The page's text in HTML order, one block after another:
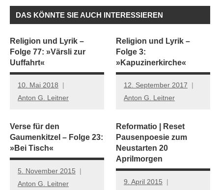
DAS KÖNNTE SIE AUCH INTERESSIEREN
Religion und Lyrik –
Folge 77: »Värsli zur
Uuffahrt«
10. Mai 2018
Anton G. Leitner
Religion und Lyrik –
Folge 3:
»Kapuzinerkirche«
12. September 2017
Anton G. Leitner
Verse für den
Gaumenkitzel – Folge 23:
»Bei Tisch«
5. November 2015
Anton G. Leitner
Reformatio | Reset
Pausenpoesie zum
Neustarten 20
Aprilmorgen
9. April 2015